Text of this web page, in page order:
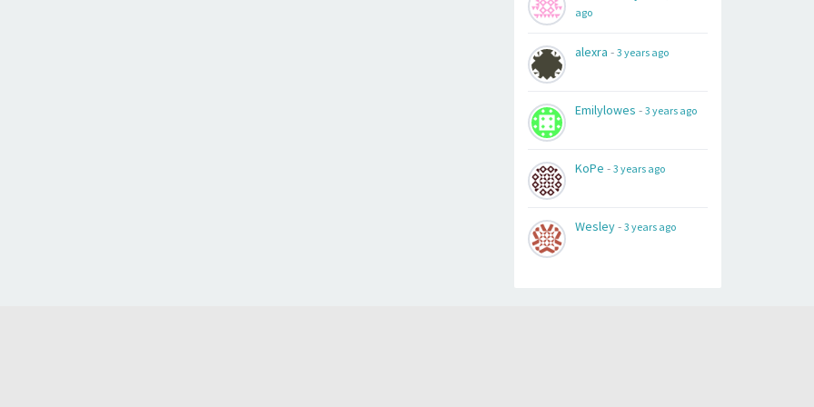
ago
alexra - 3 years ago
Emilylowes - 3 years ago
KoPe - 3 years ago
Wesley- 3 years ago